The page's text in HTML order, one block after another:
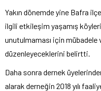
Yakın dönemde yine Bafra
ilgili etkileşim yaşamış
unutulmaması için
düzenleyeceklerini belirtti.
Daha sonra dernek
alarak derneğin 2018 yılı